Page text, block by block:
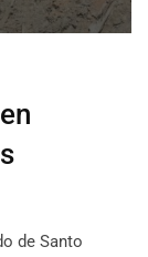
de Santo